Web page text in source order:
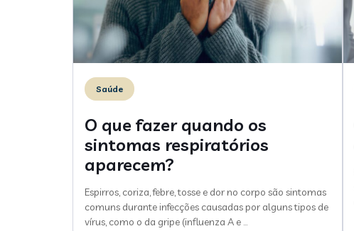
Saúde
O que fazer quando os
sintomas respiratórios
aparecem?
Espirros, coriza, febre, tosse e dor no corpo são sintomas
comuns durante infecções causadas por alguns tipos de
vírus, como o da gripe (influenza A e …